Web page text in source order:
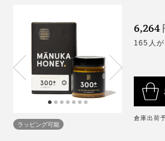
不純物をろ過し、数種類の温度で
と熟成。その間にMGO値が高め
を経てグレードごとにラベリングさ
採蜜したばかりの「マヌカハニー
成する間に、DHA（ジヒドロキシ
がMGOに変換していき、十分に
「マヌカハニー」は、コンビニで
から、専門店の高額品まで、価格
ラッピング可能
6,264
165人
倉庫出荷